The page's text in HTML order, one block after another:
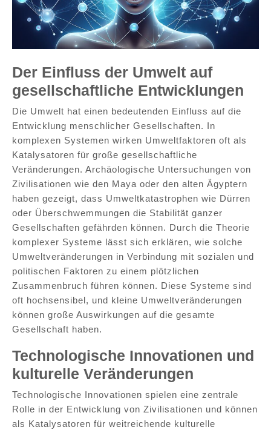
Der Einfluss der Umwelt auf
gesellschaftliche Entwicklungen
Die Umwelt hat einen bedeutenden Einfluss auf die
Entwicklung menschlicher Gesellschaften. In
komplexen Systemen wirken Umweltfaktoren oft als
Katalysatoren für große gesellschaftliche
Veränderungen. Archäologische Untersuchungen von
Zivilisationen wie den Maya oder den alten Ägyptern
haben gezeigt, dass Umweltkatastrophen wie Dürren
oder Überschwemmungen die Stabilität ganzer
Gesellschaften gefährden können. Durch die Theorie
komplexer Systeme lässt sich erklären, wie solche
Umweltveränderungen in Verbindung mit sozialen und
politischen Faktoren zu einem plötzlichen
Zusammenbruch führen können. Diese Systeme sind
oft hochsensibel, und kleine Umweltveränderungen
können große Auswirkungen auf die gesamte
Gesellschaft haben.
Technologische Innovationen und
kulturelle Veränderungen
Technologische Innovationen spielen eine zentrale
Rolle in der Entwicklung von Zivilisationen und können
als Katalysatoren für weitreichende kulturelle